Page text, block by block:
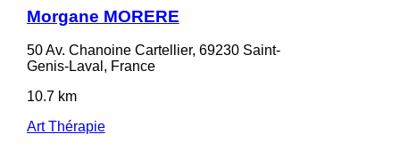
Morgane MORERE
50 Av. Chanoine Cartellier, 69230 Saint-
Genis-Laval, France
10.7 km
Art Thérapie